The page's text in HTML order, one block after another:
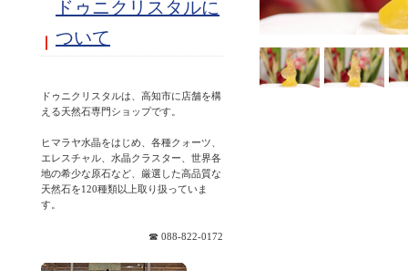
ドゥニクリスタルに
ついて
ドゥニクリスタルは、高知市に店舗を構
える天然石専門ショップです。
ヒマラヤ水晶をはじめ、各種クォーツ、
エレスチャル、水晶クラスター、世界各
地の希少な原石など、厳選した高品質な
天然石を120種類以上取り扱っていま
☎ 088-822-0172